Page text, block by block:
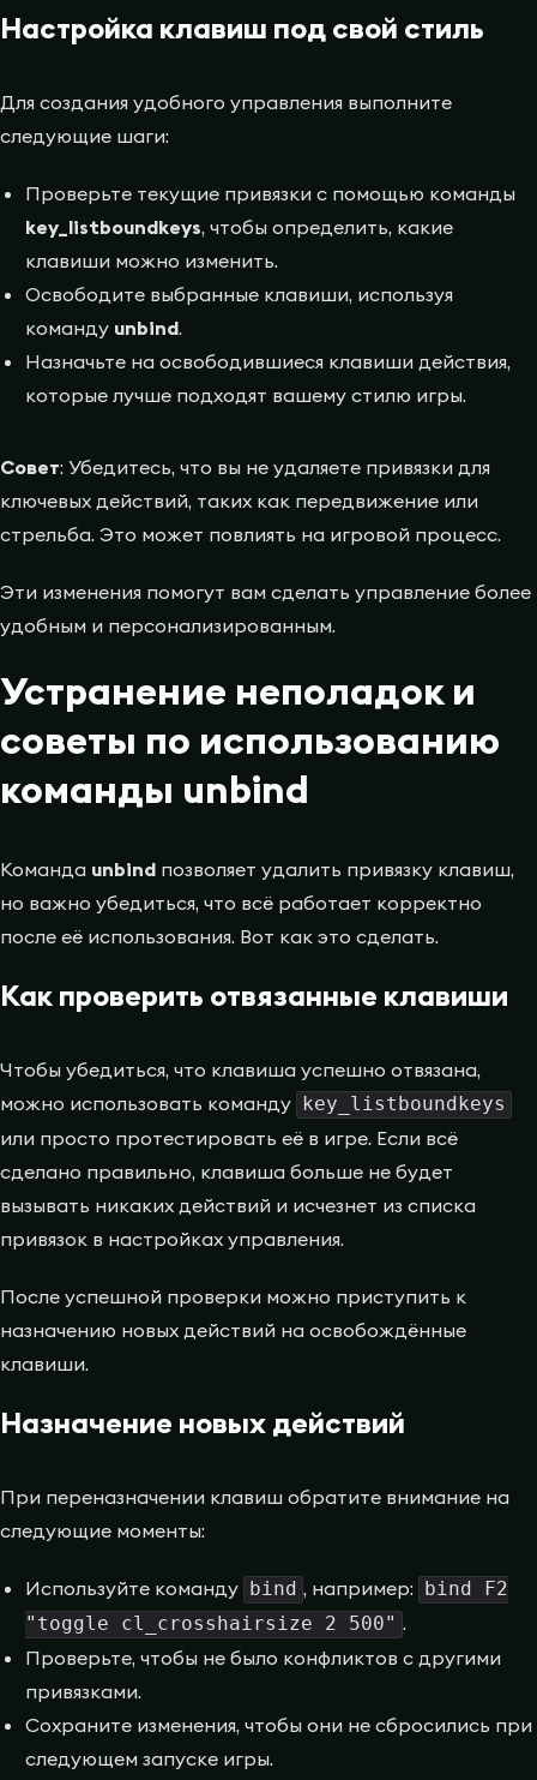
Настройка клавиш под свой стиль
Для создания удобного управления выполните
следующие шаги:
Проверьте текущие привязки с помощью команды
key_listboundkeys, чтобы определить, какие
клавиши можно изменить.
Освободите выбранные клавиши, используя
команду unbind.
Назначьте на освободившиеся клавиши действия,
которые лучше подходят вашему стилю игры.
Совет: Убедитесь, что вы не удаляете привязки для
ключевых действий, таких как передвижение или
стрельба. Это может повлиять на игровой процесс.
Эти изменения помогут вам сделать управление более
удобным и персонализированным.
Устранение неполадок и
советы по использованию
команды unbind
Команда unbind позволяет удалить привязку клавиш,
но важно убедиться, что всё работает корректно
после её использования. Вот как это сделать.
Как проверить отвязанные клавиши
Чтобы убедиться, что клавиша успешно отвязана,
можно использовать команду
key_listboundkeys
или просто протестировать её в игре. Если всё
сделано правильно, клавиша больше не будет
вызывать никаких действий и исчезнет из списка
привязок в настройках управления.
После успешной проверки можно приступить к
назначению новых действий на освобождённые
клавиши.
Назначение новых действий
При переназначении клавиш обратите внимание на
следующие моменты:
Используйте команду bind , например:
bind F2
"toggle cl_crosshairsize 2 500" .
Проверьте, чтобы не было конфликтов с другими
привязками.
Сохраните изменения, чтобы они не сбросились при
следующем запуске игры.